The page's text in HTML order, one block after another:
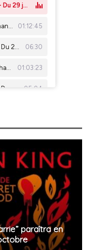
paraîtra en